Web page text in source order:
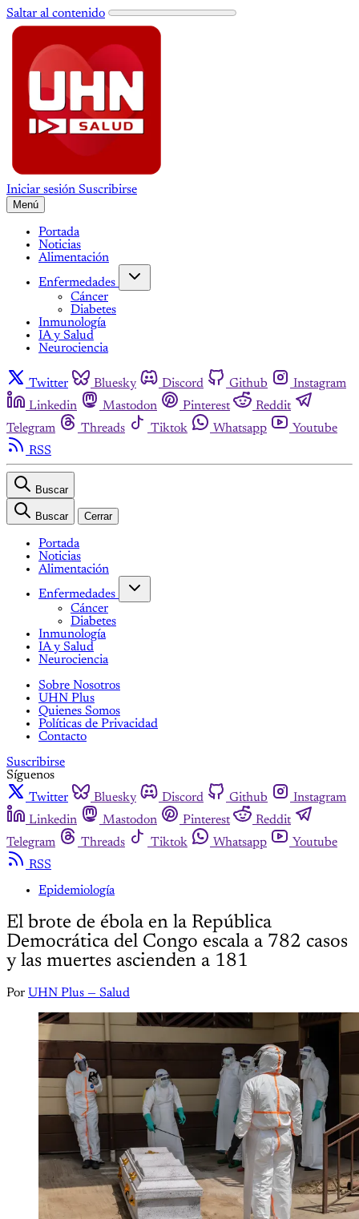
Saltar al contenido
Iniciar sesión Suscribirse
Menú
Portada
Noticias
Alimentación
Enfermedades
Cáncer
Diabetes
Inmunología
IA y Salud
Neurociencia
Twitter Bluesky Discord Github
Instagram
Linkedin
Mastodon Pinterest
Reddit
Telegram
Threads Tiktok Whatsapp
Youtube
RSS
Buscar
Buscar Cerrar
Portada
Noticias
Alimentación
Enfermedades
Cáncer
Diabetes
Inmunología
IA y Salud
Neurociencia
Sobre Nosotros
UHN Plus
Quienes Somos
Políticas de Privacidad
Contacto
Suscribirse
Síguenos
Twitter
Bluesky Discord Github
Instagram
Linkedin
Mastodon Pinterest
Reddit
Telegram
Threads Tiktok Whatsapp
Youtube
RSS
Epidemiología
El brote de ébola en la República
Democrática del Congo escala a 782 casos
y las muertes ascienden a 181
Por UHN Plus — Salud